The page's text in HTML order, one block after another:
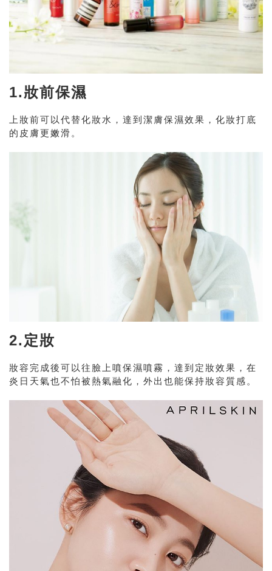
1.妝前保濕
上妝前可以代替化妝水，達到潔膚保濕效果，化妝打底
的皮膚更嫩滑。
2.定妝
妝容完成後可以往臉上噴保濕噴霧，達到定妝效果，在
炎日天氣也不怕被熱氣融化，外出也能保持妝容質感。